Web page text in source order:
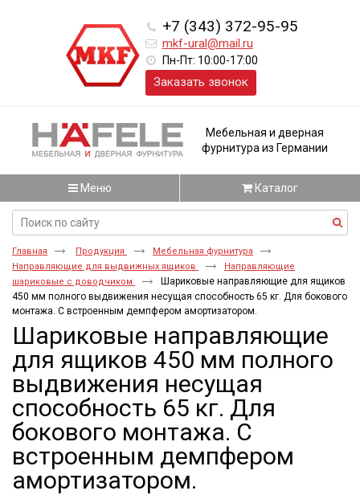
+7 (343) 372-95-95
mkf-ural@mail.ru
Пн-Пт: 10:00-17:00
Заказать звонок
Мебельная и дверная
фурнитура из Германии
Меню Каталог
Главная Продукция
Мебельная фурнитура
Направляющие для выдвижных ящиков
Направляющие
шариковые с доводчиком
Шариковые направляющие для ящиков
450 мм полного выдвижения несущая способность 65 кг. Для бокового
монтажа. С встроенным демпфером амортизатором.
Шариковые направляющие
для ящиков 450 мм полного
выдвижения несущая
способность 65 кг. Для
бокового монтажа. С
встроенным демпфером
амортизатором.